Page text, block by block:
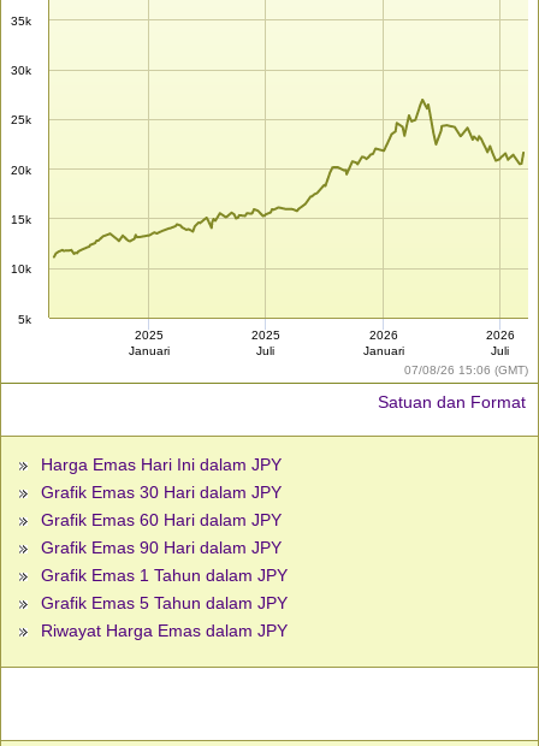
07/08/26 15:06 (GMT)
5k
10k
15k
20k
25k
30k
35k
2025
Januari
2025
Juli
2026
Januari
2026
Juli
Satuan dan Format
Harga Emas Hari Ini dalam JPY
Grafik Emas 30 Hari dalam JPY
Grafik Emas 60 Hari dalam JPY
Grafik Emas 90 Hari dalam JPY
Grafik Emas 1 Tahun dalam JPY
Grafik Emas 5 Tahun dalam JPY
Riwayat Harga Emas dalam JPY